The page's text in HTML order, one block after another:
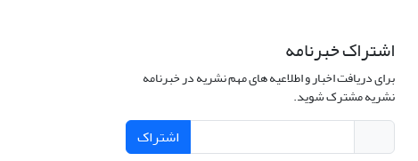
اشتراک خبرنامه
برای دریافت اخبار و اطلاعیه های مهم نشریه در خبرنامه
نشریه مشترک شوید.
اشتراک